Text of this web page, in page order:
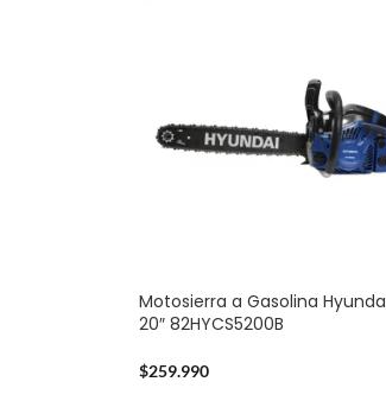
Motosierra a Gasolina
20″ 82HYCS5200B
$259.990